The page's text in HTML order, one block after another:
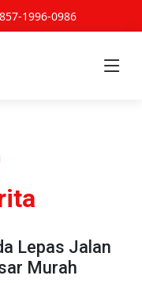
1996-0986
Lepas Jalan
Murah